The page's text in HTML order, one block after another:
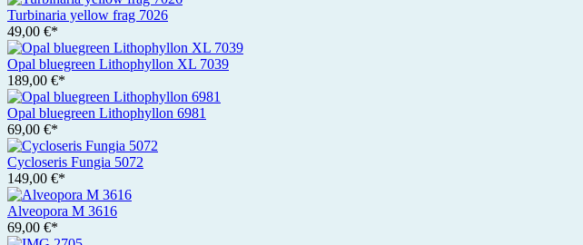
Turbinaria yellow frag 7026
49,00 €*
Opal bluegreen Lithophyllon XL 7039
189,00 €*
Opal bluegreen Lithophyllon 6981
69,00 €*
Cycloseris Fungia 5072
149,00 €*
Alveopora M 3616
69,00 €*